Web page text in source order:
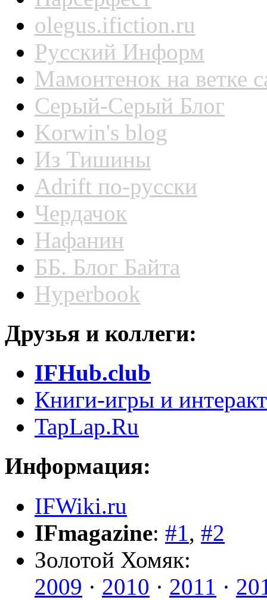
olegus.ifiction.ru
Русский Информ
Мамонтенок на ветке
Серый-Серый Блог
Korwin's blog
Из Тишины
Adrift по-русски
Чердачок
Нафанин
ББ. Блог Байта
Hyperbook
Друзья и коллеги:
IFHub.club
Книги-игры и
TapLap.Ru
Информация:
IFWiki.ru
IFmagazine: #1, #2
Золотой Хомяк:
2009 · 2010 · 2011 ·